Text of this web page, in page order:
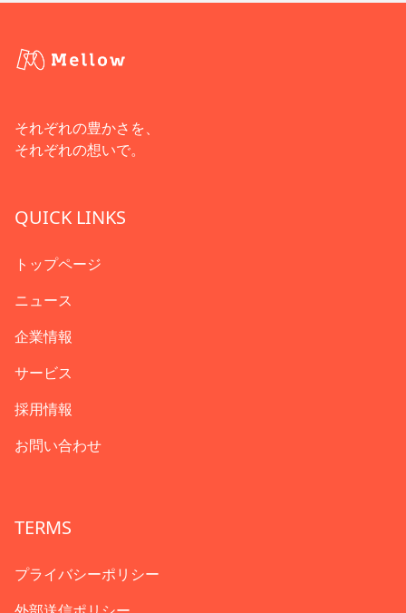
それぞれの豊かさを、
それぞれの想いで。
QUICK LINKS
トップページ
ニュース
企業情報
サービス
採用情報
お問い合わせ
TERMS
プライバシーポリシー